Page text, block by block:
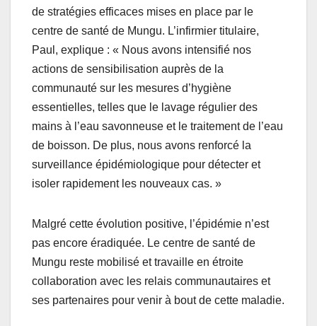
de stratégies efficaces mises en place par le
centre de santé de Mungu. L’infirmier titulaire,
Paul, explique : « Nous avons intensifié nos
actions de sensibilisation auprès de la
communauté sur les mesures d’hygiène
essentielles, telles que le lavage régulier des
mains à l’eau savonneuse et le traitement de l’eau
de boisson. De plus, nous avons renforcé la
surveillance épidémiologique pour détecter et
isoler rapidement les nouveaux cas. »
Malgré cette évolution positive, l’épidémie n’est
pas encore éradiquée. Le centre de santé de
Mungu reste mobilisé et travaille en étroite
collaboration avec les relais communautaires et
ses partenaires pour venir à bout de cette maladie.